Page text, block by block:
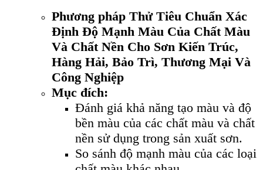
Phương pháp Thử Tiêu Chuẩn Xác
Định Độ Mạnh Màu Của Chất Màu
Và Chất Nền Cho Sơn Kiến Trúc,
Hàng Hải, Bảo Trì, Thương Mại Và
Công Nghiệp
Mục đích:
Đánh giá khả năng tạo màu và độ
bền màu của các chất màu và chất
nền sử dụng trong sản xuất sơn.
So sánh độ mạnh màu của các loại